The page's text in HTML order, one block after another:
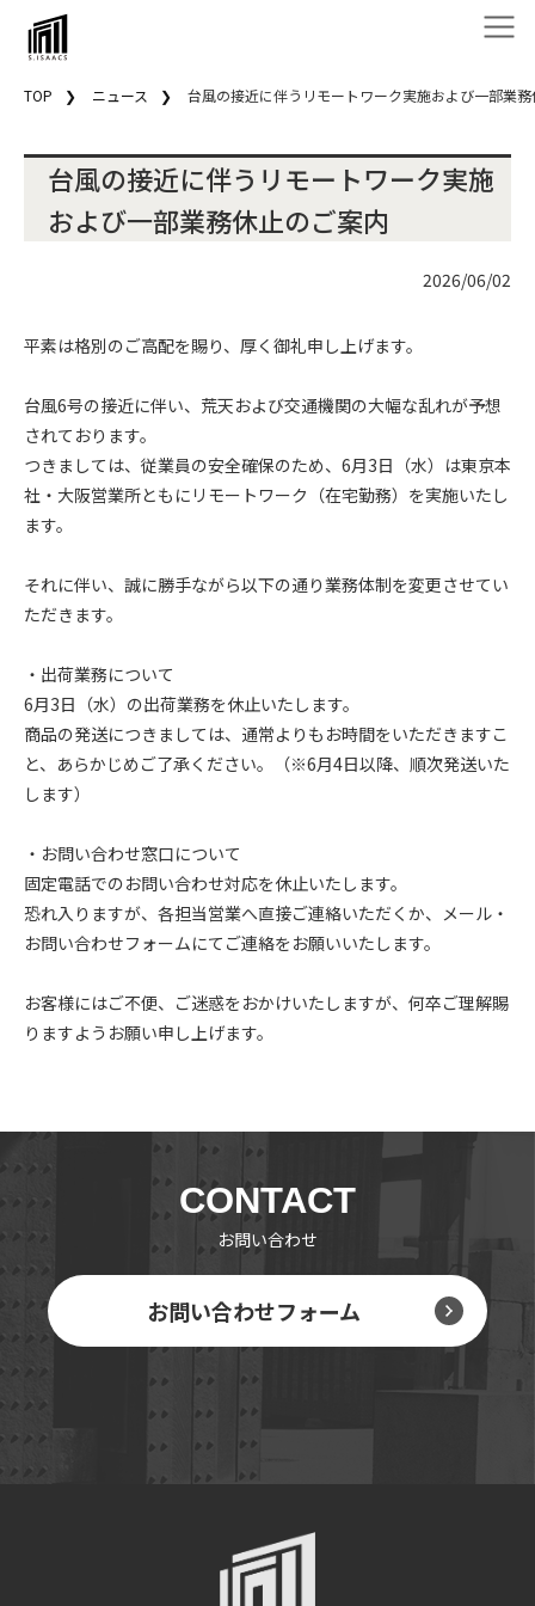
TOP ニュース 台風の接近に伴うリモートワーク実施および一部業
台風の接近に伴うリモートワーク実施
および一部業務休止のご案内
2026/06/02
平素は格別のご高配を賜り、厚く御礼申し上げます。
台風6号の接近に伴い、荒天および交通機関の大幅な乱れが予想
されております。
つきましては、従業員の安全確保のため、6月3日（水）は東京本
社・大阪営業所ともにリモートワーク（在宅勤務）を実施いたし
ます。
それに伴い、誠に勝手ながら以下の通り業務体制を変更させてい
ただきます。
・出荷業務について
6月3日（水）の出荷業務を休止いたします。
商品の発送につきましては、通常よりもお時間をいただきますこ
と、あらかじめご了承ください。（※6月4日以降、順次発送いた
します）
・お問い合わせ窓口について
固定電話でのお問い合わせ対応を休止いたします。
恐れ入りますが、各担当営業へ直接ご連絡いただくか、メール・
お問い合わせフォームにてご連絡をお願いいたします。
お客様にはご不便、ご迷惑をおかけいたしますが、何卒ご理解賜
りますようお願い申し上げます。
CONTACT
お問い合わせ
お問い合わせフォーム